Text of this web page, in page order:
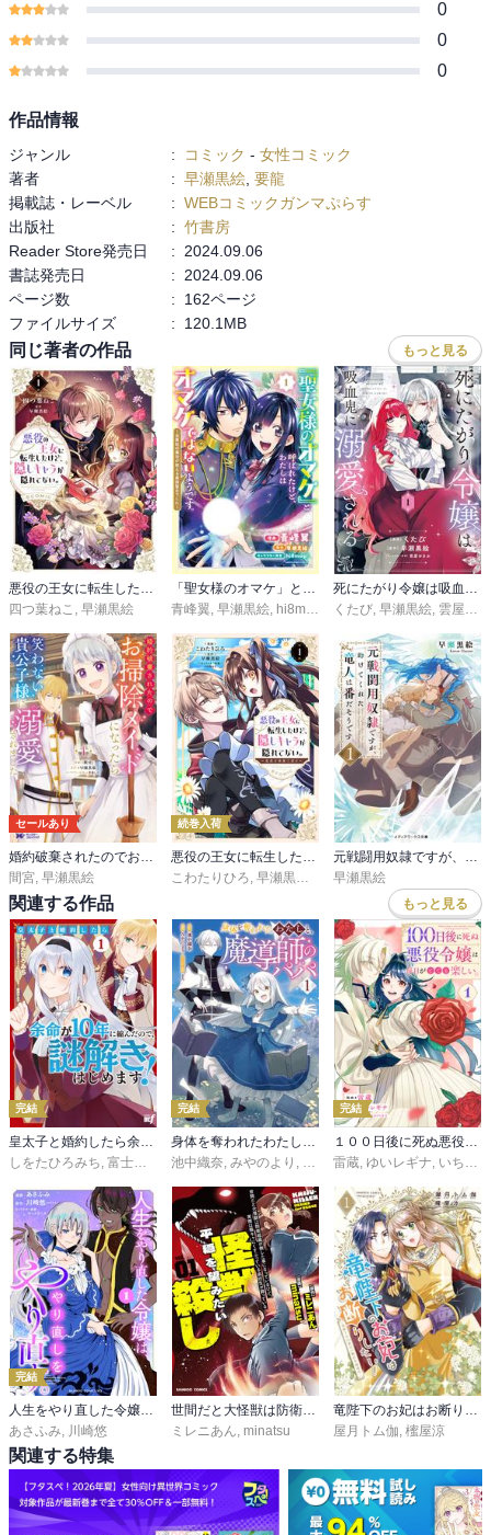
0
0
0
作品情報
ジャンル : コミック - 女性コミック
著者
: 早瀬黒絵 要龍
掲載誌・レーベル
: WEBコミックガンマぷらす
出版社
: 竹書房
Reader Store発売日
:
2024.09.06
書誌発売日
:
2024.09.06
ページ数
:
162ページ
ファイルサイズ
: 120.1MB
同じ著者の作品 もっと見る
悪役の王女に転生したけど、隠しキャラが隠れてない。@COMIC
四つ葉ねこ , 早瀬黒絵
「聖女様のオマケ」と呼ばれたけど、わたしはオマケではないようです。 ～全属性の魔法が使える最強聖女でした～
青峰翼, 早瀬黒絵, hi8mugi
死にたがり令嬢は吸血鬼に溺愛される（コミック）
くたび, 早瀬黒絵, 雲屋ゆきお
セールあり
間宮 早瀬黒絵
続巻入荷
こわたりひろ 早瀬黒絵 comet
早瀬黒絵
関連する作品 もっと見る
完結
皇太子と婚約したら余命が10年に縮んだので、謎解きはじめます！
しをたひろみち, 富士とまと
完結
身体を奪われたわたしと、魔導師のパパ
池中織奈, みやのより , まろ
完結
１００日後に死ぬ悪役令嬢は毎日がとても楽しい。（コミック）
雷蔵, ゆいレギナ, いちかわはる
完結
あさふみ
川崎悠
ミレニあん minatsu
屋月トム伽 櫁屋涼
関連する特集